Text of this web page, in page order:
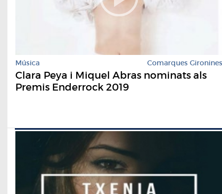
Música Comarques Gironines
Clara Peya i Miquel Abras nominats als
Premis Enderrock 2019